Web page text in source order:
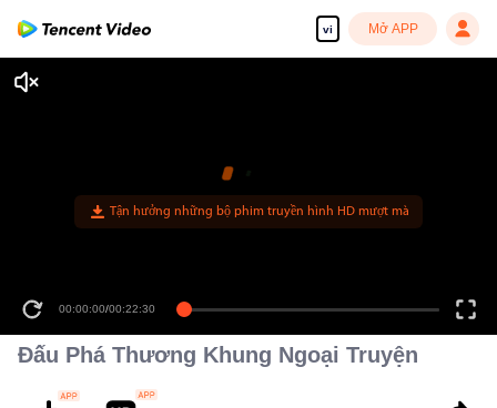
vi Mở APP
00:00:00/00:22:30
Đấu Phá Thương Khung Ngoại Truyện